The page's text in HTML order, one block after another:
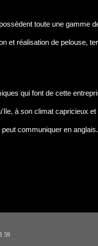
toute une gamme
et réalisation de pelouse,
qui font de cette
à son climat capricieux
communiquer en anglais.
59